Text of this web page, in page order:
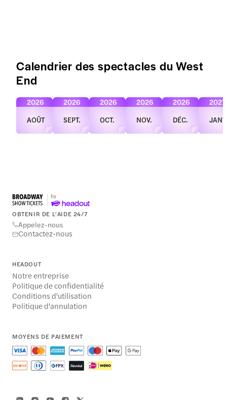
Calendrier des spectacles du West
End
AOÛT
2026
SEPT.
2026
OCT.
2026
NOV.
2026
DÉC.
2026
2027
OBTENIR DE L'AIDE 24/7
Appelez-nous
Contactez-nous
HEADOUT
Notre entreprise
Politique de confidentialité
Conditions d'utilisation
Politique d'annulation
MOYENS DE PAIEMENT